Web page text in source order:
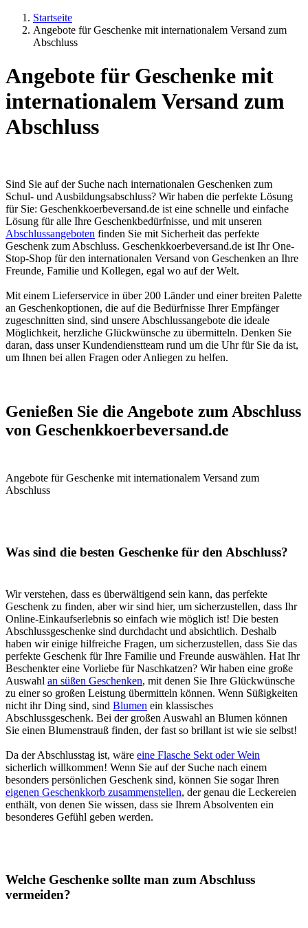
Startseite
Angebote für Geschenke mit internationalem Versand zum
Abschluss
Angebote für Geschenke mit
internationalem Versand zum
Abschluss
Sind Sie auf der Suche nach internationalen Geschenken zum
Schul- und Ausbildungsabschluss? Wir haben die perfekte Lösung
für Sie: Geschenkkoerbeversand.de ist eine schnelle und einfache
Lösung für alle Ihre Geschenkbedürfnisse, und mit unseren
Abschlussangeboten finden Sie mit Sicherheit das perfekte
Geschenk zum Abschluss. Geschenkkoerbeversand.de ist Ihr One-
Stop-Shop für den internationalen Versand von Geschenken an Ihre
Freunde, Familie und Kollegen, egal wo auf der Welt.
Mit einem Lieferservice in über 200 Länder und einer breiten Palette
an Geschenkoptionen, die auf die Bedürfnisse Ihrer Empfänger
zugeschnitten sind, sind unsere Abschlussangebote die ideale
Möglichkeit, herzliche Glückwünsche zu übermitteln. Denken Sie
daran, dass unser Kundendienstteam rund um die Uhr für Sie da ist,
um Ihnen bei allen Fragen oder Anliegen zu helfen.
Genießen Sie die Angebote zum Abschluss
von Geschenkkoerbeversand.de
Was sind die besten Geschenke für den Abschluss?
Wir verstehen, dass es überwältigend sein kann, das perfekte
Geschenk zu finden, aber wir sind hier, um sicherzustellen, dass Ihr
Online-Einkaufserlebnis so einfach wie möglich ist! Die besten
Abschlussgeschenke sind durchdacht und absichtlich. Deshalb
haben wir einige hilfreiche Fragen, um sicherzustellen, dass Sie das
perfekte Geschenk für Ihre Familie und Freunde auswählen. Hat Ihr
Beschenkter eine Vorliebe für Naschkatzen? Wir haben eine große
Auswahl an süßen Geschenken, mit denen Sie Ihre Glückwünsche
zu einer so großen Leistung übermitteln können. Wenn Süßigkeiten
nicht ihr Ding sind, sind Blumen ein klassisches
Abschlussgeschenk. Bei der großen Auswahl an Blumen können
Sie einen Blumenstrauß finden, der fast so brillant ist wie sie selbst!
Da der Abschlusstag ist, wäre eine Flasche Sekt oder Wein
sicherlich willkommen! Wenn Sie auf der Suche nach einem
besonders persönlichen Geschenk sind, können Sie sogar Ihren
eigenen Geschenkkorb zusammenstellen, der genau die Leckereien
enthält, von denen Sie wissen, dass sie Ihrem Absolventen ein
besonderes Gefühl geben werden.
Welche Geschenke sollte man zum Abschluss
vermeiden?